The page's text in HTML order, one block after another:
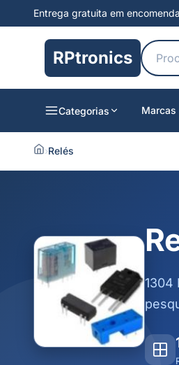
Entrega gratuita em
RPtronics
Categorias Marcas
›Relés
1304